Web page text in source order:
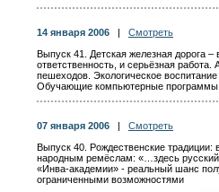
14 января 2006
Смотреть
Выпуск 41. Детская железная дорога
ответственность, и серьёзная
пешеходов. Экологическое
Обучающие компьютерные
07 января 2006
Смотреть
Выпуск 40. Рождественские
народным ремёслам: «…здесь
«Инва-академии» - реальный шанс
ограниченными возможностями